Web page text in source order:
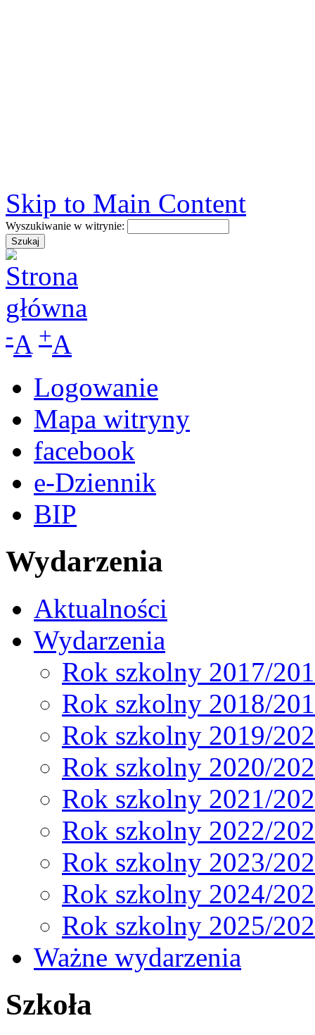
Skip to Main Content
Wyszukiwanie w witrynie:
-A +A
Logowanie
Mapa witryny
facebook
e-Dziennik
BIP
Wydarzenia
Aktualności
Wydarzenia
Rok szkolny 2017/
Rok szkolny 2018/
Rok szkolny 2019/
Rok szkolny 2020/
Rok szkolny 2021/
Rok szkolny 2022/
Rok szkolny 2023/
Rok szkolny 2024/
Rok szkolny 2025/
Ważne wydarzenia
Szkoła